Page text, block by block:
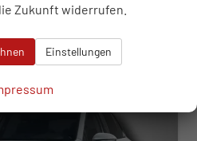
g/km
Zukunft widerrufen.
Einstellungen